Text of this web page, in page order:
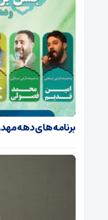
برنامه های دهه